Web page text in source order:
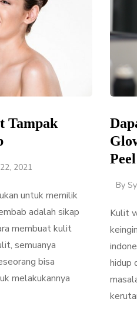
Tampak
2021
untuk memilik
adalah sikap
membuat kulit
semuanya
bisa
melakukannya
Peel
By
Kulit
hidup